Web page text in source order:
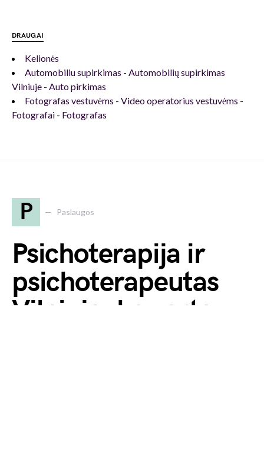
DRAUGAI
Kelionės
Automobiliu supirkimas - Automobilių supirkimas
Vilniuje - Auto pirkimas
Fotografas vestuvėms - Video operatorius vestuvėms -
Fotografai - Fotografas
P Paslaugos
Psichoterapija ir
psichoterapeutas
Vilniuje: ką verta